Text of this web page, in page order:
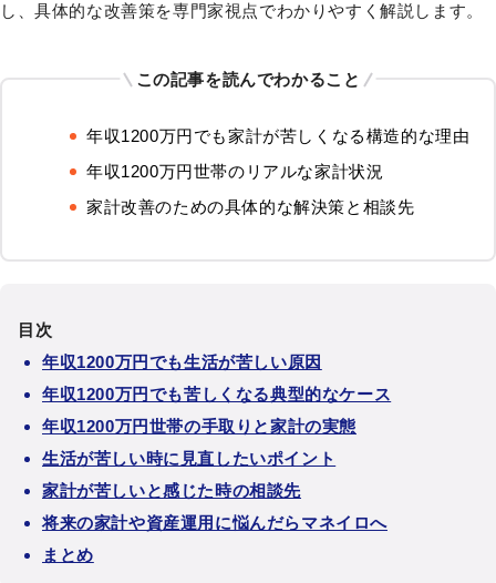
し、具体的な改善策を専門家視点でわかりやすく解説します。
この記事を読んでわかること
年収1200万円でも家計が苦しくなる構造的な理由
年収1200万円世帯のリアルな家計状況
家計改善のための具体的な解決策と相談先
目次
年収1200万円でも生活が苦しい原因
年収1200万円でも苦しくなる典型的なケース
年収1200万円世帯の手取りと家計の実態
生活が苦しい時に見直したいポイント
家計が苦しいと感じた時の相談先
将来の家計や資産運用に悩んだらマネイロへ
まとめ